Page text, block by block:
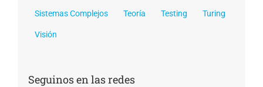
Sistemas Complejos Teoría Testing Turing
Visión
Seguinos en las redes